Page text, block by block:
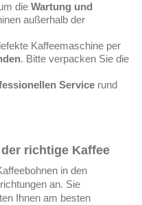
die Wartung und
außerhalb der
Kaffeemaschine per
. Bitte verpacken Sie die
Service rund
richtige Kaffee
in den
an. Sie
Ihnen am besten